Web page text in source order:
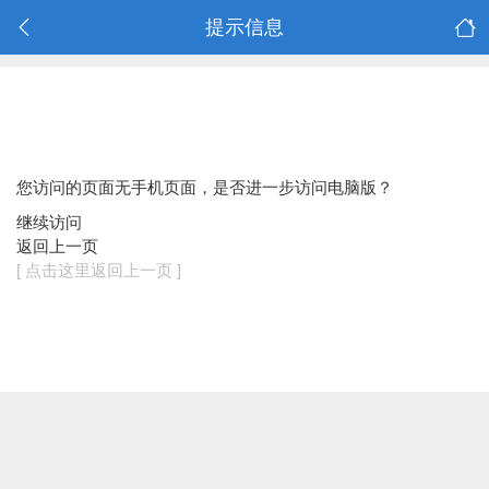
提示信息
您访问的页面无手机页面，是否进一步访问电脑版？
继续访问
返回上一页
[ 点击这里返回上一页 ]